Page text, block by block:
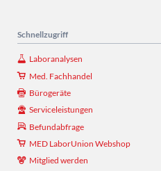
Schnellzugriff
Laboranalysen
Med. Fachhandel
Bürogeräte
Serviceleistungen
Befundabfrage
MED LaborUnion Webshop
Mitglied werden